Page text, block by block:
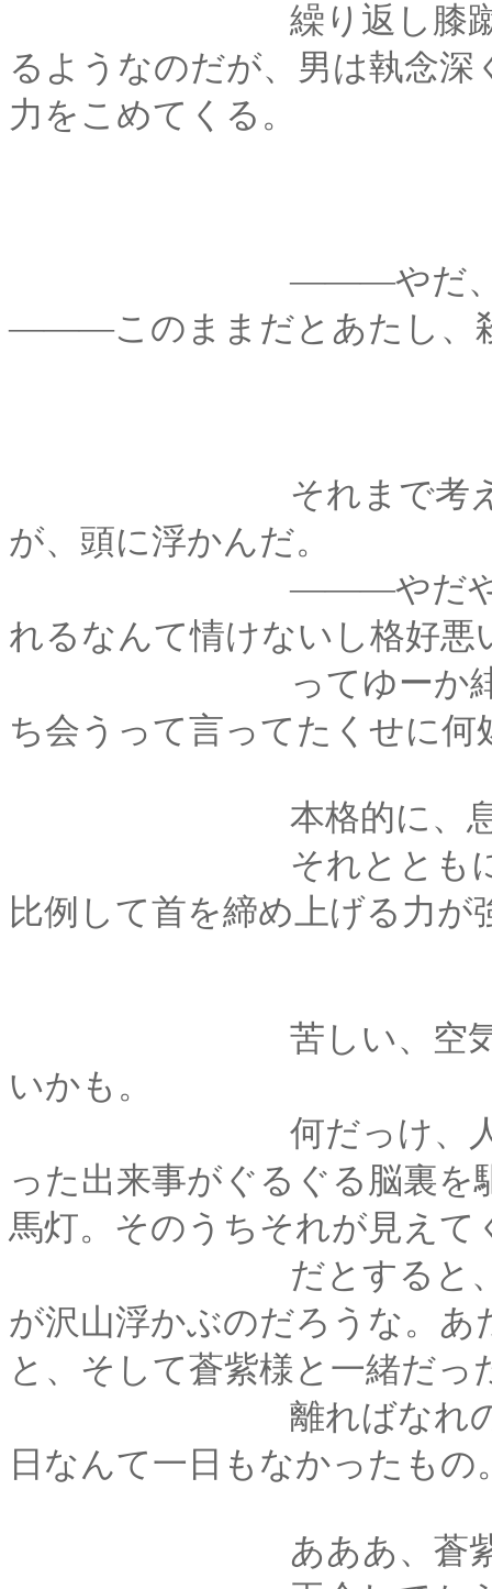
繰り返し膝蹴りを叩
るようなのだが、男は執念
力をこめてくる。
―――やだ、ちょっ
―――このままだとあたし、
それまで考えないよ
が、頭に浮かんだ。
―――やだやだ！よ
れるなんて情けないし格好悪
ってゆーか緋村は何
ち会うって言ってたくせに何
本格的に、息苦し
それとともに、繰り
比例して首を締め上げる力が
苦しい、空気が足り
いかも。
何だっけ、人間死ぬ
った出来事がぐるぐる脳裏を
馬灯。そのうちそれが見えて
だとすると、あたし
が沢山浮かぶのだろうな。
と、そして蒼紫様と一緒だっ
離ればなれの時だっ
日なんて一日もなかったもの
あああ、蒼紫様にも